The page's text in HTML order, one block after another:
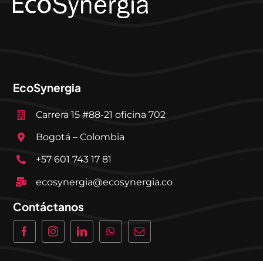
EcoSynergia
Carrera 15 #88-21 oficina 702
Bogotá – Colombia
+57 601 743 17 81
ecosynergia@ecosynergia.co
Contáctanos